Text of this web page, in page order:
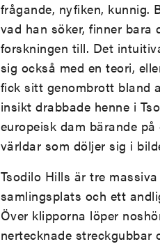
frågande, nyfiken, kunnig.
vad han söker, finner bara
forskningen till. Det
sig också med en teori,
fick sitt genombrott bland
insikt drabbade henne i
europeisk dam bärande
världar som döljer sig i
Tsodilo Hills är tre
samlingsplats och ett
Över klipporna löper
nertecknade streckgubbar